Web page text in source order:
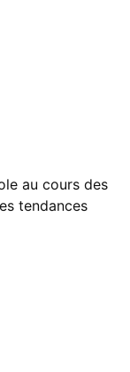
au cours des
tendances